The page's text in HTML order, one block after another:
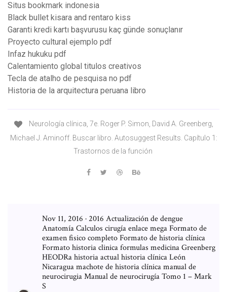
Situs bookmark indonesia
Black bullet kisara and rentaro kiss
Garanti kredi kartı başvurusu kaç günde sonuçlanır
Proyecto cultural ejemplo pdf
Infaz hukuku pdf
Calentamiento global titulos creativos
Tecla de atalho de pesquisa no pdf
Historia de la arquitectura peruana libro
Neurología clínica, 7e. Roger P. Simon, David A. Greenberg,
Michael J. Aminoff. Buscar libro. Autosuggest Results. Capítulo 1:
Trastornos de la función
Nov 11, 2016 · 2016 Actualización de dengue
Anatomía Calculos cirugía enlace mega Formato de
examen fisico completo Formato de historia clínica
Formato historia clinica formulas medicina Greenberg
HEODRa historia actual historia clínica León
Nicaragua machote de historia clínica manual de
neurocirugia Manual de neurocirugía Tomo 1 – Mark
S